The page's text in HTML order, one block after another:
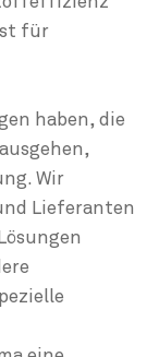
für
haben, die
Wir
Lieferanten